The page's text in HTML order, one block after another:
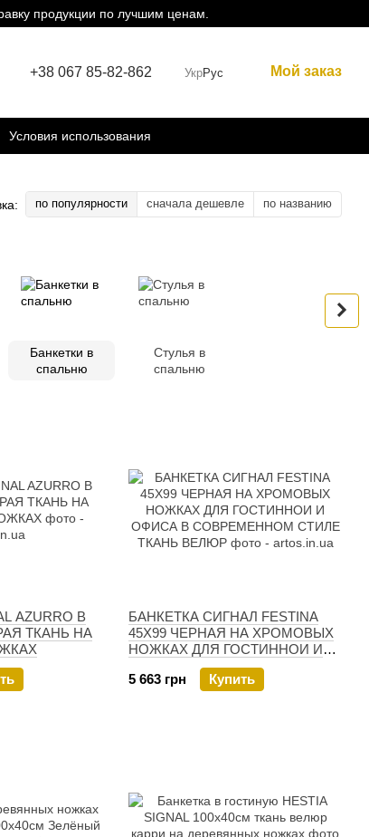
продукции по лучшим ценам.
+38 067 85-82-862 УкрРус Мой заказ
Условия использования
по популярности сначала дешевле по названию
Банкетки в
спальню
Стулья в
спальню
AZURRO В
ТКАНЬ НА
БАНКЕТКА СИГНАЛ FESTINA
45Х99 ЧЕРНАЯ НА ХРОМОВЫХ
НОЖКАХ ДЛЯ ГОСТИННОИ И
ОФИСА В СОВРЕМЕННОМ
СТИЛЕ ТКАНЬ ВЕЛЮР
5 663 грн Купить